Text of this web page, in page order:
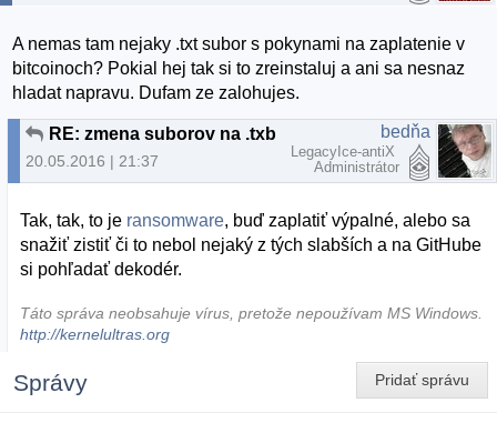
A nemas tam nejaky .txt subor s pokynami na zaplatenie v
bitcoinoch? Pokial hej tak si to zreinstaluj a ani sa nesnaz
hladat napravu. Dufam ze zalohujes.
RE: zmena suborov na .txbl
20.05.2016 | 21:37
bedňa
LegacyIce-antiX
Administrátor
Tak, tak, to je ransomware, buď zaplatiť výpalné, alebo sa
snažiť zistiť či to nebol nejaký z tých slabších a na GitHube
si pohľadať dekodér.
Táto správa neobsahuje vírus, pretože nepoužívam MS Windows.
http://kernelultras.org
Pridať správu
Správy